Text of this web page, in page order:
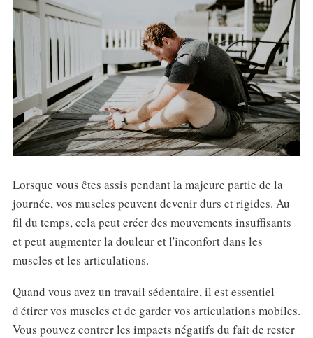
Lorsque vous êtes assis pendant la majeure partie de la
journée, vos muscles peuvent devenir durs et rigides. Au
fil du temps, cela peut créer des mouvements insuffisants
et peut augmenter la douleur et l'inconfort dans les
muscles et les articulations.
Quand vous avez un travail sédentaire, il est essentiel
d'étirer vos muscles et de garder vos articulations mobiles.
Vous pouvez contrer les impacts négatifs du fait de rester